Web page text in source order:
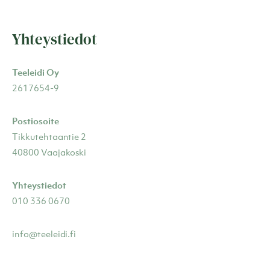
Yhteystiedot
Teeleidi Oy
2617654-9
Postiosoite
Tikkutehtaantie 2
40800 Vaajakoski
Yhteystiedot
010 336 0670
info@teeleidi.fi